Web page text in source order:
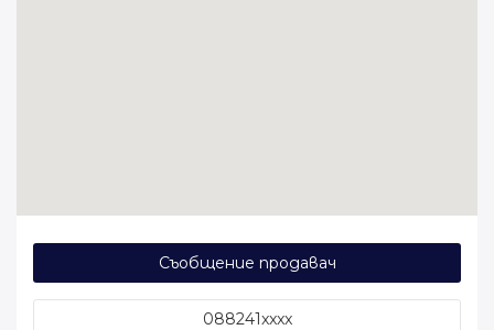
Съобщение продавач
088241xxxx